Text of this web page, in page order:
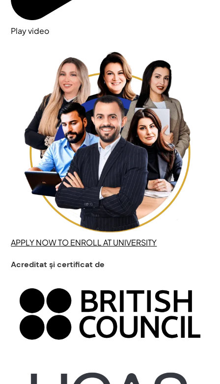
Play video
APPLY NOW TO ENROLL AT UNIVERSITY
Acreditat și certificat de